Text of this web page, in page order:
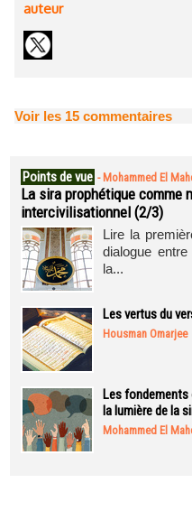
auteur
Voir les 15 commentaires
Points de vue - Mohammed El
La sira prophétique comme
intercivilisationnel (2/3)
Lire la
dialogue
la...
Les vertus du
Housman Omarjee
Les fondements
la lumière de la
Mohammed El